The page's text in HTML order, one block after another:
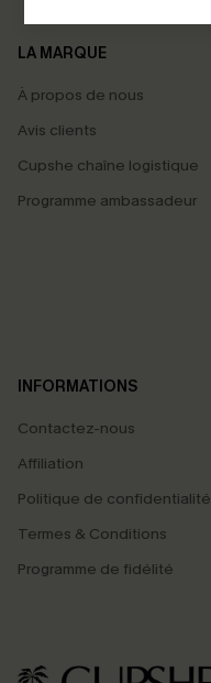
LA MARQUE
À propos de nous
Avis clients
Cupshe chaîne logistique
Programme ambassadeur
INFORMATIONS
Contactez-nous
Affiliation
Politique de confidentialité
Termes & Conditions
Programme de fidélité